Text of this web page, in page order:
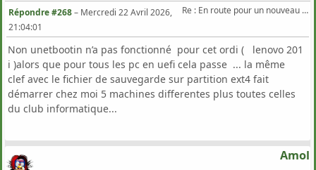
Re : En route pour un nouveau Triton .
Répondre #268– Mercredi 22 Avril 2026,
21:04:01
Non unetbootin n’a pas fonctionné pour cet ordi ( lenovo 201
i )alors que pour tous les pc en uefi cela passe ... la même
clef avec le fichier de sauvegarde sur partition ext4 fait
démarrer chez moi 5 machines differentes plus toutes celles
du club informatique...
Amol